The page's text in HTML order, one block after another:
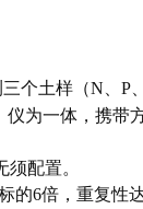
个土样（N、P
仪为一体，携带
配置。
的6倍，重复性